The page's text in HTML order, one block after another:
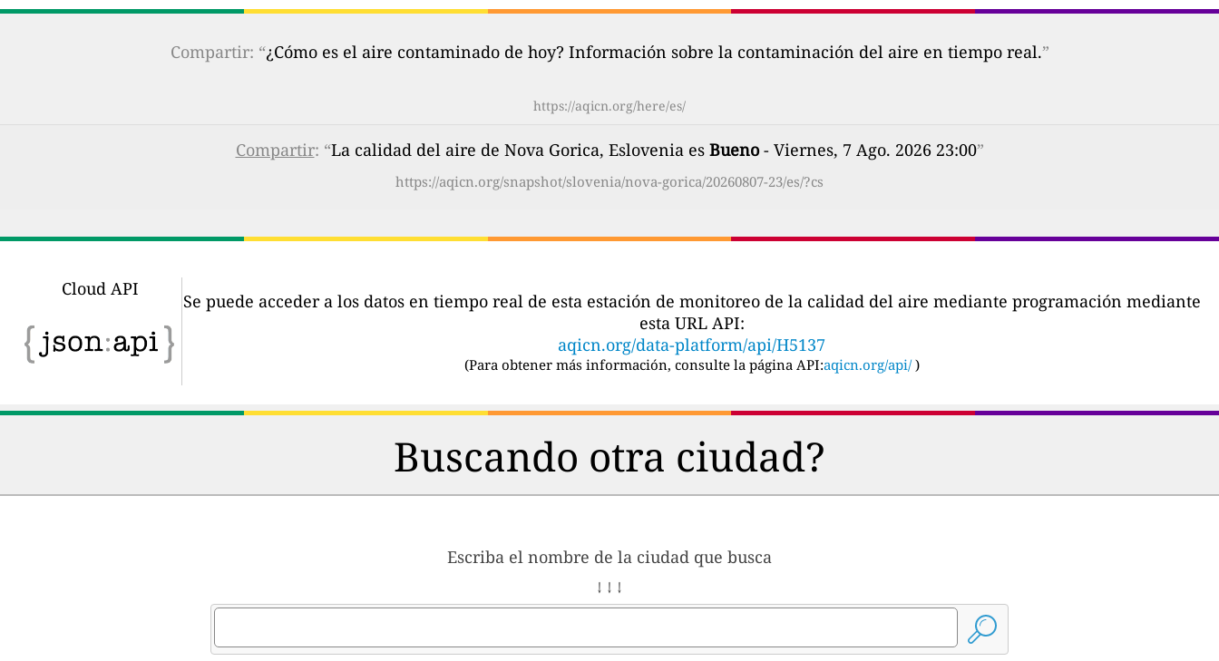
Compartir: “¿Cómo es el aire contaminado de hoy? Información sobre la contaminación del aire en tiempo real.”
https://aqicn.org/here/es/
Compartir: “La calidad del aire de Nova Gorica, Eslovenia es Bueno- Viernes, 7 Ago. 2026 23:00”
https://aqicn.org/snapshot/slovenia/nova-gorica/20260807-23/es/?cs
Cloud API
Se puede acceder a los datos en tiempo real de esta estación de monitoreo de la calidad del aire mediante programación mediante
esta URL API:
aqicn.org/data-platform/api/H5137
(Para obtener más información, consulte la página API:aqicn.org/api/ )
Buscando otra ciudad?
Escriba el nombre de la ciudad que busca
↓ ↓ ↓